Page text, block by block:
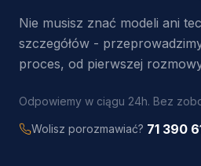
Nie musisz znać modeli ani
szczegółów -
proces, od pierwszej
Odpowiemy w ciągu 24h. Bez
Wolisz porozmawiać? 71 390